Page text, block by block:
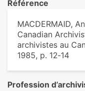
Référence
MACDERMAID,
Canadian
archivistes au
1985, p. 12‑14
Profession